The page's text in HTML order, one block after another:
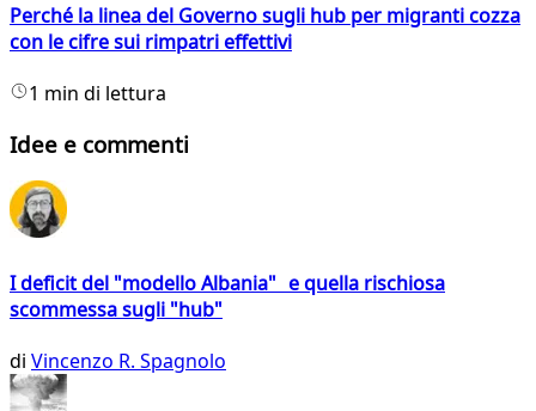
Perché la linea del Governo sugli hub per migranti cozza
con le cifre sui rimpatri effettivi
1 min di lettura
Idee e commenti
I deficit del "modello Albania" e quella rischiosa
scommessa sugli "hub"
di Vincenzo R. Spagnolo